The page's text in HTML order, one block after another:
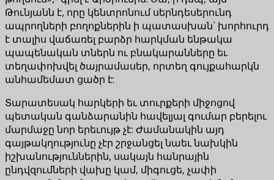
Թունյանն է, որը կենտրոնում սերնդեսերունդ
ապրողների բողոքներին ի պատասխան` խորհուրդ
է տալիս վաճառել բարձր հարկման ենթակա
պապենական տներն ու բնակարանները եւ
տեղափոխվել ծայրամասեր, որտեղ գույքահարկն
անհամեմատ ցածր է:
Տարատեսակ հարկերի եւ տուրքերի միջոցով
պետական գանձարանին հավելյալ գումար բերելու
մարմաջը նոր երեւույթ չէ: Ժամանակին այդ
գայթակղությունը չէր շրջանցել նաեւ նախկին
իշխանություններին, սակայն հանրային
ընդվզումների վախը կամ, միգուցե, չափի